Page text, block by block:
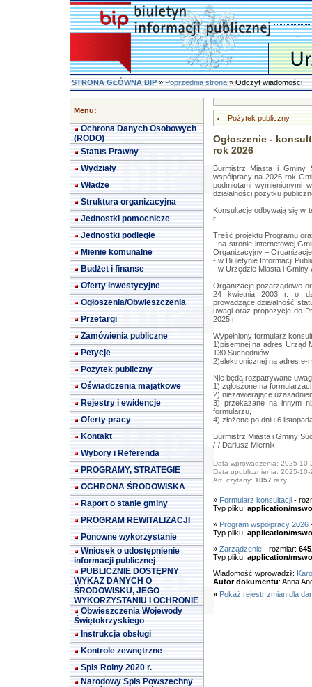
STRONA GŁÓWNA BIP»Poprzednia strona» Odczyt wiadomości
Menu:
Ochrona Danych Osobowych
(RODO)
Status Prawny
Wydziały
Władze
Struktura organizacyjna
Jednostki pomocnicze
Jednostki podległe
Mienie komunalne
Budżet i finanse
Oferty inwestycyjne
Ogłoszenia/Obwieszczenia
Przetargi
Zamówienia publiczne
Petycje
Pożytek publiczny
Oświadczenia majątkowe
Rejestry i ewidencje
Oferty pracy
Kontakt
Wybory i Referenda
PROGRAMY, STRATEGIE
OCHRONA ŚRODOWISKA
Raport o stanie gminy
PROGRAM REWITALIZACJI
Ponowne wykorzystanie
Wniosek o udostępnienie
informacji publicznej
PUBLICZNIE DOSTĘPNY
WYKAZ DANYCH O
ŚRODOWISKU, JEGO
WYKORZYSTANIU I OCHRONIE
Obwieszczenia Wojewody
Świętokrzyskiego
Instrukcja obsługi
Kontrole zewnętrzne
Spis Rolny 2020 r.
Narodowy Spis Powszechny
Pożytek publiczny
Ogłoszenie -
rok 2026
Burmistrz Miasta i Gminy
współpracy na 2026 rok
podmiotami
działalności pożytku
Konsultacje odbywają się w
r.
Treść projektu Programu
- na stronie internetowej
Organizacyjny –
- w Biuletynie Informacji
- w Urzędzie Miasta i Gminy
Organizacje pozarządowe
24 kwietnia 2003 r. o
prowadzące działalność
uwagi oraz propozycje do
2025 r.
Wypełniony formularz
1)pisemnej na adres Urząd
130 Suchedniów
2)elektronicznej na adres e-
Nie będą rozpatrywane
1) zgłoszone na
2) niezawierające
3) przekazane na innym
formularzu,
4) złożone po dniu 6
Burmistrz Miasta i Gminy
/-/ Dariusz Miernik
Data wprowadzenia: 2025-10-
Data upublicznienia: 2025-10-
Art. czytany: 1057 razy
» Formularz konsultacji-
Typ pliku: application/
» Program współpracy 2026
Typ pliku: application/
» Zarządzenie- rozmiar:
Typ pliku: application/
Wiadomość wprowadził:
Autor dokumentu: Anna
» Pokaż rejestr zmian dla